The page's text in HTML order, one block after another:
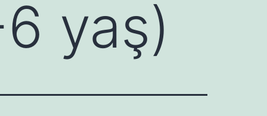
yaş)